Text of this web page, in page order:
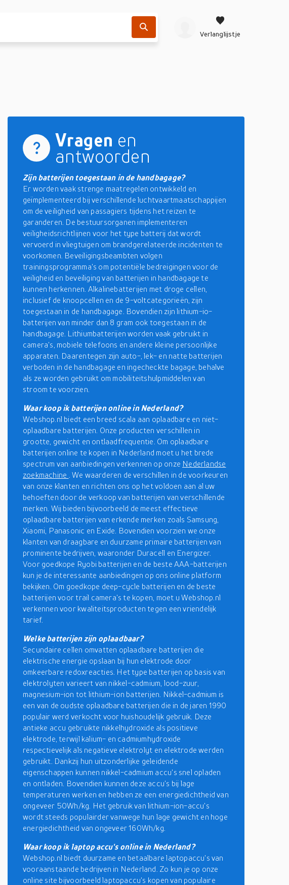
Verlanglijstje
Vragen en
antwoorden
Zijn batterijen toegestaan in de handbagage?
Er worden vaak strenge maatregelen ontwikkeld en
geïmplementeerd bij verschillende luchtvaartmaatschappijen
om de veiligheid van passagiers tijdens het reizen te
garanderen. De bestuursorganen implementeren
veiligheidsrichtlijnen voor het type batterij dat wordt
vervoerd in vliegtuigen om brandgerelateerde incidenten te
voorkomen. Beveiligingsbeambten volgen
trainingsprogramma's om potentiële bedreigingen voor de
veiligheid en beveiliging van batterijen in handbagage te
kunnen herkennen. Alkalinebatterijen met droge cellen,
inclusief de knoopcellen en de 9-voltcategorieën, zijn
toegestaan in de handbagage. Bovendien zijn lithium-io-
batterijen van minder dan 8 gram ook toegestaan in de
handbagage. Lithiumbatterijen worden vaak gebruikt in
camera's, mobiele telefoons en andere kleine persoonlijke
apparaten. Daarentegen zijn auto-, lek- en natte batterijen
verboden in de handbagage en ingecheckte bagage, behalve
als ze worden gebruikt om mobiliteitshulpmiddelen van
stroom te voorzien.
Waar koop ik batterijen online in Nederland?
Webshop.nl biedt een breed scala aan oplaadbare en niet-
oplaadbare batterijen. Onze producten verschillen in
grootte, gewicht en ontlaadfrequentie. Om oplaadbare
batterijen online te kopen in Nederland moet u het brede
spectrum van aanbiedingen verkennen op onze Nederlandse
zoekmachine
. We waarderen de verschillen in de voorkeuren
van onze klanten en richten ons op het voldoen aan al uw
behoeften door de verkoop van batterijen van verschillende
merken. Wij bieden bijvoorbeeld de meest effectieve
oplaadbare batterijen van erkende merken zoals Samsung,
Xiaomi, Panasonic en Exide. Bovendien voorzien we onze
klanten van draagbare en duurzame primaire batterijen van
prominente bedrijven, waaronder Duracell en Energizer.
Voor goedkope Ryobi batterijen en de beste AAA-batterijen
kun je de interessante aanbiedingen op ons online platform
bekijken. Om goedkope deep-cycle batterijen en de beste
batterijen voor trail camera's te kopen, moet u Webshop.nl
verkennen voor kwaliteitsproducten tegen een vriendelijk
tarief.
Welke batterijen zijn oplaadbaar?
Secundaire cellen omvatten oplaadbare batterijen die
elektrische energie opslaan bij hun elektrode door
omkeerbare redoxreacties. Het type batterijen op basis van
elektrolyten varieert van nikkel-cadmium, lood-zuur,
magnesium-ion tot lithium-ion batterijen. Nikkel-cadmium is
een van de oudste oplaadbare batterijen die in de jaren 1990
populair werd verkocht voor huishoudelijk gebruik. Deze
antieke accu gebruikte nikkelhydroxide als positieve
elektrode, terwijl kalium- en cadmiumhydroxide
respectievelijk als negatieve elektrolyt en elektrode werden
gebruikt. Dankzij hun uitzonderlijke geleidende
eigenschappen kunnen nikkel-cadmium accu's snel opladen
en ontladen. Bovendien kunnen deze accu's bij lage
temperaturen werken en hebben ze een energiedichtheid van
ongeveer 50Wh/kg. Het gebruik van lithium-ion-accu's
wordt steeds populairder vanwege hun lage gewicht en hoge
energiedichtheid van ongeveer 160Wh/kg.
Waar koop ik laptop accu's online in Nederland?
Webshop.nl biedt duurzame en betaalbare laptopaccu's van
vooraanstaande bedrijven in Nederland. Zo kun je op onze
online site bijvoorbeeld laptopaccu's kopen van populaire